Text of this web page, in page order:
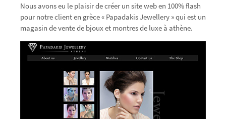
Nous avons eu le plaisir de créer un site web en 100% flash
pour notre client en grèce « Papadakis Jewellery » qui est un
magasin de vente de bjoux et montres de luxe à athène.